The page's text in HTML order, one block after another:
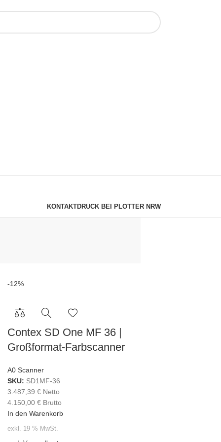
KONTAKTDRUCK BEI PLOTTER NRW
-12%
Contex SD One MF 36 |
Großformat-Farbscanner
A0 Scanner
SKU: SD1MF-36
3.487,39 € Netto
4.150,00 € Brutto
In den Warenkorb
exkl. 19 % MwSt.